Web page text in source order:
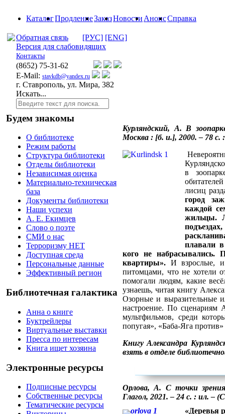
КаталогПродлениеЗаказНовости АнонсСправка
Обратная связь [РУС] [ENG]
Версия для слабовидящих
Контакты
(8652) 75-31-62
E-Mail: stavkdb@yandex.ru
г. Ставрополь, ул. Мира, 382
Искать...
Будем знакомы
О библиотеке
Режим работы
Структура библиотеки
Отделы библиотеки
Независимая оценка
Материально-техническая
база
Документы библиотеки
Наши успехи
А. Е. Екимцев
Слово о поэте
СМИ о нас
Терроризму НЕТ
Доступная среда
Персональные данные
Эффективный регион
Библиотечная галактика
Анна о книге
Буктрейлеры
Виртуальные выставки
Пресса по интересам
Книга ищет хозяина
Электронные ресурсы
Подписные ресурсы
Собственные ресурсы
Тематические ресурсы
Курляндский, А. В
Москва : [б. и.], 2000. – 78 с.
в
лисиц
город
каждой
жильцы.
плавали
кого не набрасывались.
квартиры». И взрослые, и
питомцами, что не хотели
помогали людям, какие
узнаешь, читая книгу
Озорные и выразительные
настроение. По сценариям
мультфильмов, среди
попугая», «Баба-Яга
Книгу Александра
взять в отделе
Орлова, А. С точки
Глагол, 2021. – 24 с. : ил. –
«Деревья